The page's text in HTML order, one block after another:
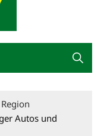
Autos und